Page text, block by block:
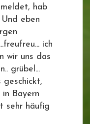
hab
eben
ich
wir uns das
grübel...
geschickt,
Bayern
sehr häufig